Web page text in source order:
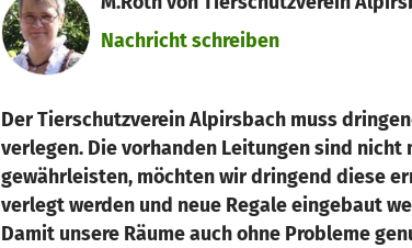
Nachricht schreiben
Der Tierschutzverein Alpirsbach muss
verlegen. Die vorhanden Leitungen sind nicht
gewährleisten, möchten wir dringend diese
verlegt werden und neue Regale eingebaut
Damit unsere Räume auch ohne Probleme